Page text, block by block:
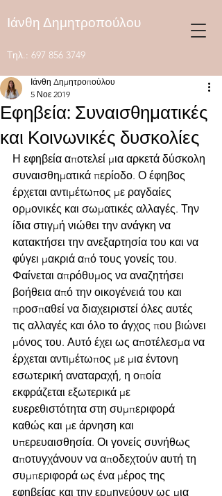
Ιάνθη Δημητροπούλου
Tηλ.: 697 856 3749
Εφηβεία: Συναισθηματικές
και Κοινωνικές δυσκολίες
Ιάνθη Δημητροπούλου
5 Νοε 2019
Η εφηβεία αποτελεί μια αρκετά δύσκολη
συναισθηματικά περίοδο. Ο έφηβος
έρχεται αντιμέτωπος με ραγδαίες
ορμονικές και σωματικές αλλαγές. Την
ίδια στιγμή νιώθει την ανάγκη να
κατακτήσει την ανεξαρτησία του και να
φύγει μακριά από τους γονείς του.
Φαίνεται απρόθυμος να αναζητήσει
βοήθεια από την οικογένειά του και
προσπαθεί να διαχειριστεί όλες αυτές
τις αλλαγές και όλο το άγχος που βιώνει
μόνος του. Αυτό έχει ως αποτέλεσμα να
έρχεται αντιμέτωπος με μια έντονη
εσωτερική αναταραχή, η οποία
εκφράζεται εξωτερικά με
ευερεθιστότητα στη συμπεριφορά
καθώς και με άρνηση και
υπερευαισθησία. Οι γονείς συνήθως
αποτυγχάνουν να αποδεχτούν αυτή τη
συμπεριφορά ως ένα μέρος της
εφηβείας και την ερμηνεύουν ως μια